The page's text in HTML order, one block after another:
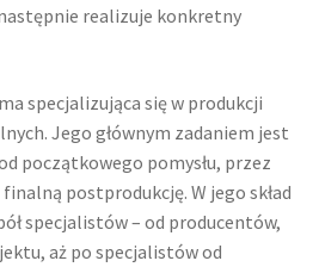
realizuje konkretny
specjalizująca się w produkcji
Jego głównym zadaniem jest
początkowego pomysłu, przez
postprodukcję. W jego skład
specjalistów – od producentów,
aż po specjalistów od